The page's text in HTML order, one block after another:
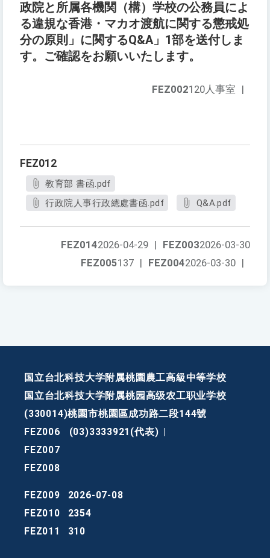
政院と所属各機関（構）学校の公務員によ
る違規な香港・マカオ渡航に関する懲戒処
分の原則」に関するQ&A」1部を送付しま
す。ご確認をお願いいたします。
FEZ002120人事室 |
FEZ012
教育部 書函.pdf
行政院人事行政總處書函.pdf
Q&A.pdf
FEZ0032026-03-30
FEZ0142026-04-29 |
FEZ0042026-03-30 |
FEZ005137 |
国立台北科技大学附属桃園農工高級中等学校
国立台北科技大学附属桃园高级农工职业学校
(330014)桃園市桃園區成功路二段144號
FEZ006
(03)3333921(代表)
FEZ007
FEZ008
FEZ009
2026-07-08
FEZ010
2354
FEZ011
310